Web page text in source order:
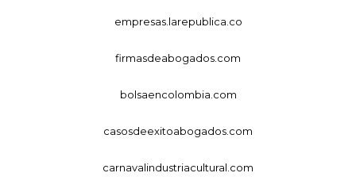
empresas.larepublica.co
firmasdeabogados.com
bolsaencolombia.com
casosdeexitoabogados.com
carnavalindustriacultural.com